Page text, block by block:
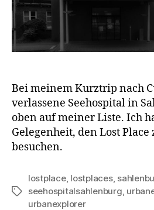
Bei meinem Kurztrip nach
verlassene Seehospital in
oben auf meiner Liste. Ich
Gelegenheit, den Lost
besuchen.
Schlagwörter
lostplace, lostplaces,
seehospitalsahlenburg,
urbanexplorer